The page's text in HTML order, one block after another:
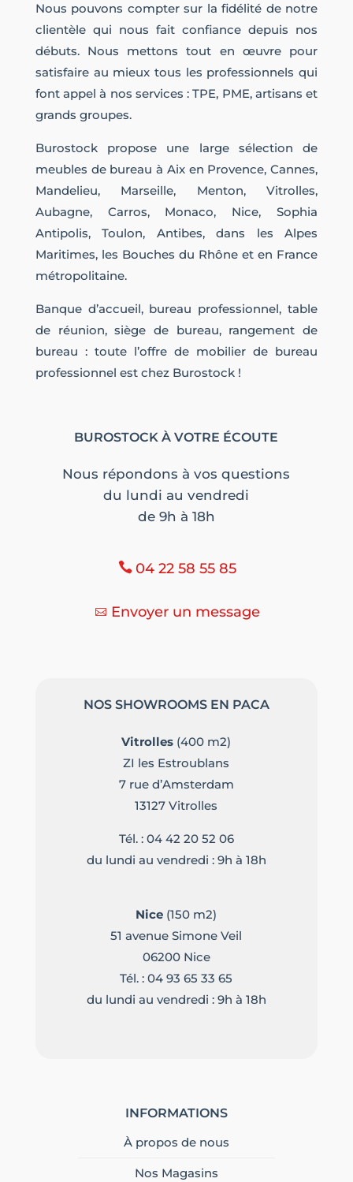
Nous pouvons compter sur la fidélité de notre
clientèle qui nous fait confiance depuis nos
débuts. Nous mettons tout en œuvre pour
satisfaire au mieux tous les professionnels qui
font appel à nos services : TPE, PME, artisans et
grands groupes.
Burostock propose une large sélection de
meubles de bureau à Aix en Provence, Cannes,
Mandelieu, Marseille, Menton, Vitrolles,
Aubagne, Carros, Monaco, Nice, Sophia
Antipolis, Toulon, Antibes, dans les Alpes
Maritimes, les Bouches du Rhône et en France
métropolitaine.
Banque d’accueil, bureau professionnel, table
de réunion, siège de bureau, rangement de
bureau : toute l’offre de mobilier de bureau
professionnel est chez Burostock !
BUROSTOCK À VOTRE ÉCOUTE
Nous répondons à vos questions
du lundi au vendredi
de 9h à 18h
04 22 58 55 85
Envoyer un message
NOS SHOWROOMS EN PACA
Vitrolles (400 m2)
ZI les Estroublans
7 rue d’Amsterdam
13127 Vitrolles
Tél. : 04 42 20 52 06
du lundi au vendredi : 9h à 18h
Nice (150 m2)
51 avenue Simone Veil
06200 Nice
Tél. :04 93 65 33 65
du lundi au vendredi : 9h à 18h
INFORMATIONS
À propos de nous
Nos Magasins